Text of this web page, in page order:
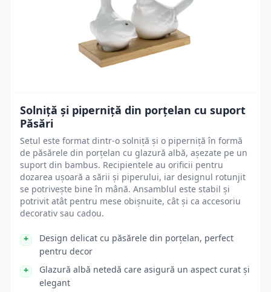
Solniță și piperniță din porțelan cu suport
Păsări
Setul este format dintr-o solniță și o piperniță în formă
de păsărele din porțelan cu glazură albă, așezate pe un
suport din bambus. Recipientele au orificii pentru
dozarea ușoară a sării și piperului, iar designul rotunjit
se potrivește bine în mână. Ansamblul este stabil și
potrivit atât pentru mese obișnuite, cât și ca accesoriu
decorativ sau cadou.
Design delicat cu păsărele din porțelan, perfect
pentru decor
Glazură albă netedă care asigură un aspect curat și
elegant